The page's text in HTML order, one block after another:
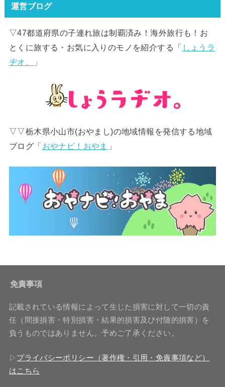
運営ブログ
▽47都道府県の子連れ旅は制覇済み！海外旅行も！お
とくに旅する・お気に入りのモノを紹介する「 しょうラ
ヂオ。
」
▽▽栃木県小山市(おやまし)の地域情報を発信する地域
ブログ「 おやナビ！おやま 」
免責事項
記載されている情報によって生じた損害に対して一切の責
任（間接損害・特別損害・結果的損害及び付随的損害）を
負うものではありません。予めご了承ください。
▷ プライバシーポリシー（著作権・引用・免責事項など）
はこちら